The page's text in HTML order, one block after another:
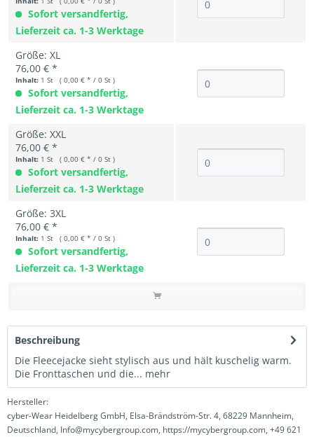
Sofort versandfertig,
Lieferzeit ca. 1-3 Werktage
Größe: XL
76,00 € *
Inhalt: 1 St ( 0,00 € * / 0 St )
Sofort versandfertig,
Lieferzeit ca. 1-3 Werktage
Größe: XXL
76,00 € *
Inhalt: 1 St ( 0,00 € * / 0 St )
Sofort versandfertig,
Lieferzeit ca. 1-3 Werktage
Größe: 3XL
76,00 € *
Inhalt: 1 St ( 0,00 € * / 0 St )
Sofort versandfertig,
Lieferzeit ca. 1-3 Werktage
Beschreibung
Die Fleecejacke sieht stylisch aus und hält kuschelig warm.
Die Fronttaschen und die... mehr
Hersteller:
cyber-Wear Heidelberg GmbH, Elsa-Brändström-Str. 4, 68229 Mannheim,
Deutschland, Info@mycybergroup.com, https://mycybergroup.com, +49 621